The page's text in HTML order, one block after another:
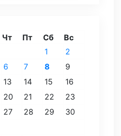
Чт Пт Сб Вс
1
2
6 7 8
9
13 14 15
16
20 21 22
23
27 28 29
30